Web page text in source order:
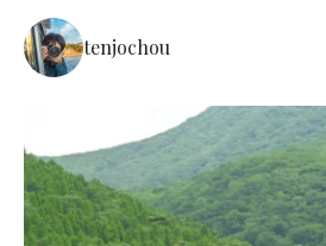
tenjochou